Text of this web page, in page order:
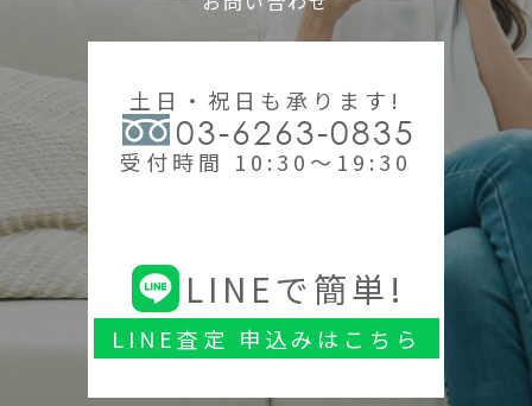
土日・祝日も承ります!
03-6263-0835
受付時間 10:30～19:30
LINEで簡単!
LINE査定 申込みはこちら